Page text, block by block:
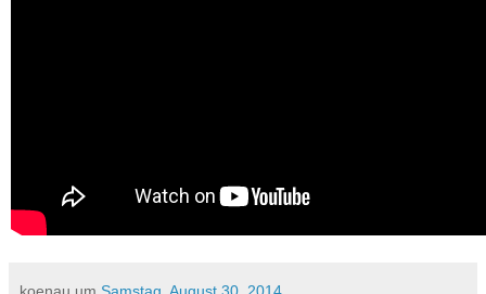
koenau um Samstag, August 30, 2014